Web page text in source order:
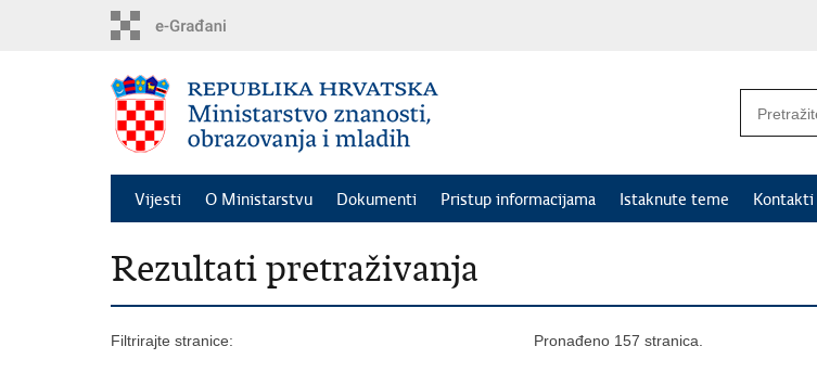
Vijesti O Ministarstvu Dokumenti Pristup informacijama Istaknute teme Kontakti
Rezultati pretraživanja
Filtrirajte stranice: Pronađeno 157 stranica.